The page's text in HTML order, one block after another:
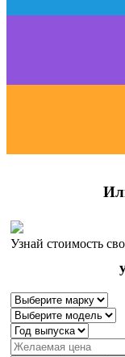
Узнай стоимость